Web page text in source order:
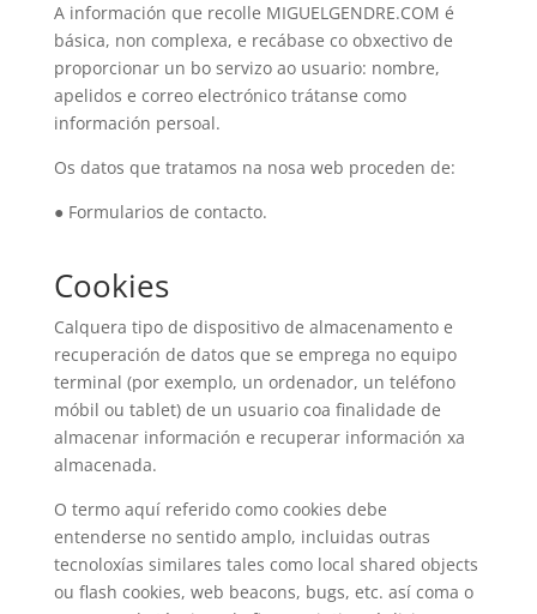
A información que recolle MIGUELGENDRE.COM é
básica, non complexa, e recábase co obxectivo de
proporcionar un bo servizo ao usuario: nombre,
apelidos e correo electrónico trátanse como
información persoal.
Os datos que tratamos na nosa web proceden de:
● Formularios de contacto.
Cookies
Calquera tipo de dispositivo de almacenamento e
recuperación de datos que se emprega no equipo
terminal (por exemplo, un ordenador, un teléfono
móbil ou tablet) de un usuario coa finalidade de
almacenar información e recuperar información xa
almacenada.
O termo aquí referido como cookies debe
entenderse no sentido amplo, incluidas outras
tecnoloxías similares tales como local shared objects
ou flash cookies, web beacons, bugs, etc. así coma o